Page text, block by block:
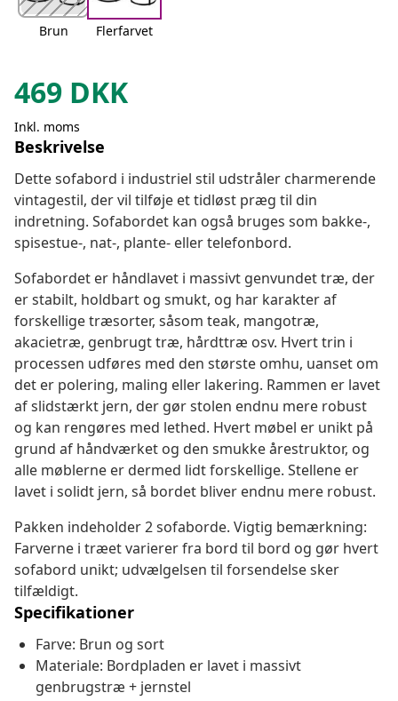
Brun Flerfarvet
469 DKK
Inkl. moms
Beskrivelse
Dette sofabord i industriel stil udstråler charmerende
vintagestil, der vil tilføje et tidløst præg til din
indretning. Sofabordet kan også bruges som bakke-,
spisestue-, nat-, plante- eller telefonbord.
Sofabordet er håndlavet i massivt genvundet træ, der
er stabilt, holdbart og smukt, og har karakter af
forskellige træsorter, såsom teak, mangotræ,
akacietræ, genbrugt træ, hårdttræ osv. Hvert trin i
processen udføres med den største omhu, uanset om
det er polering, maling eller lakering. Rammen er lavet
af slidstærkt jern, der gør stolen endnu mere robust
og kan rengøres med lethed. Hvert møbel er unikt på
grund af håndværket og den smukke årestruktor, og
alle møblerne er dermed lidt forskellige. Stellene er
lavet i solidt jern, så bordet bliver endnu mere robust.
Pakken indeholder 2 sofaborde. Vigtig bemærkning:
Farverne i træet varierer fra bord til bord og gør hvert
sofabord unikt; udvælgelsen til forsendelse sker
tilfældigt.
Specifikationer
Farve: Brun og sort
Materiale: Bordpladen er lavet i massivt
genbrugstræ + jernstel